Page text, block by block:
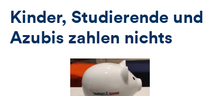
Kinder, Studierende und
Azubis zahlen nichts